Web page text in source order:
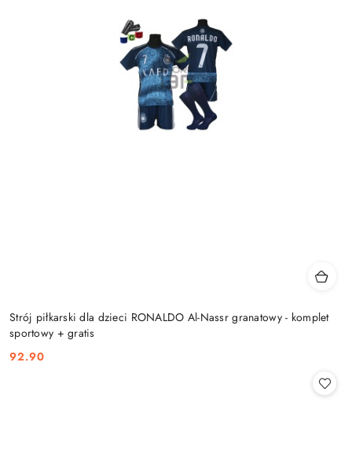
Strój piłkarski dla dzieci RONALDO Al-Nassr granatowy - komplet
sportowy + gratis
Cena:
92.90